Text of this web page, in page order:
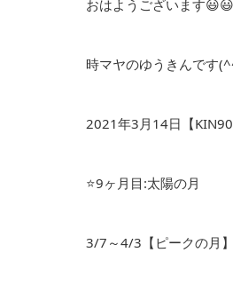
おはようございます
時マヤのゆうきんです
2021年3月14日【KIN90
⭐️9ヶ月目:太陽の月
3/7～4/3【ピークの月】